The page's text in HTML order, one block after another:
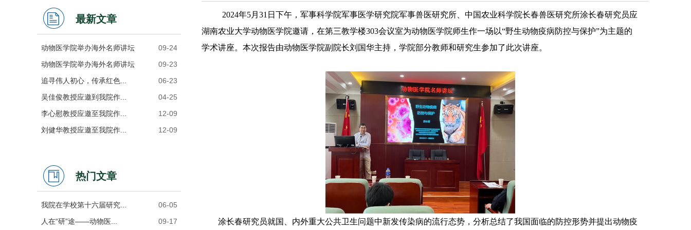
最新文章
09-24
动物医学院举办海外名师讲坛
09-23
动物医学院举办海外名师讲坛
06-23
追寻伟人初心，传承红色...
04-25
吴佳俊教授应邀到我院作...
12-09
李心慰教授应邀至我院作...
12-09
刘健华教授应邀至我院作...
热门文章
06-05
我院在学校第十六届研究...
09-17
人在“研”途——动物医...
2024年5月 31 日 下午， 军事科学院军事医学研究院军事兽医研究所、中国农业科学院长春兽医研究所涂长春研究员应
湖南农业大学动物医学院邀请，在第三教学楼303会议室为动物医学院师生作一场以“野生动物疫病防控与保护”为主题的
学术讲座。本次报告由动物医学院副院长刘国华主持，学院部分教师和研究生参加了此次讲座。
涂长春研究员就国、内外重大公共卫生问题中新发传染病的流行态势，分析总结了我国面临的防控形势并提出动物疫